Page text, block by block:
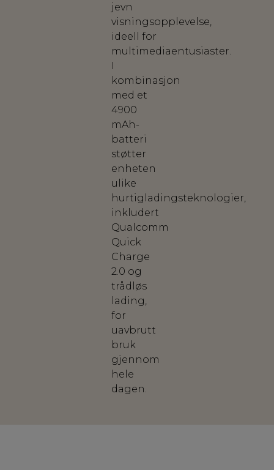
jevn
visningsopplevelse,
ideell for
multimediaentusiaster.
I
kombinasjon
med et
4900
mAh-
batteri
støtter
enheten
ulike
hurtigladingsteknologier,
inkludert
Qualcomm
Quick
Charge
2.0 og
trådløs
lading,
for
uavbrutt
bruk
gjennom
hele
dagen.